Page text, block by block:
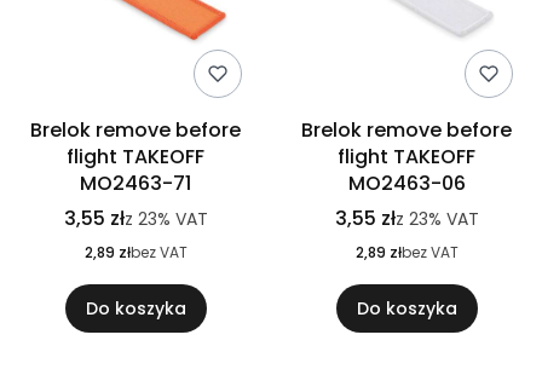
Brelok remove before
flight TAKEOFF
MO2463-71
3,55 złz 23% VAT
2,89 złbez VAT
Do koszyka
Brelok remove before
flight TAKEOFF
MO2463-06
3,55 złz 23% VAT
2,89 złbez VAT
Do koszyka